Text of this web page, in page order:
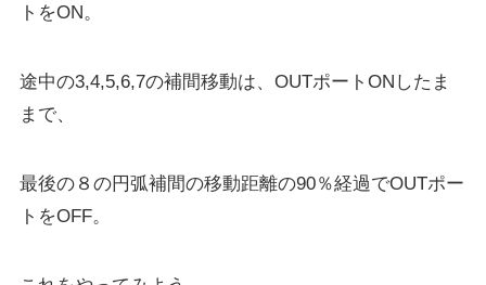
トをON。
途中の3,4,5,6,7の補間移動は、OUTポートONしたま
まで、
最後の８の円弧補間の移動距離の90％経過でOUTポー
トをOFF。